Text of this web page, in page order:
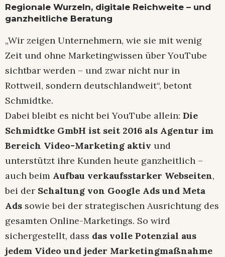
Regionale Wurzeln, digitale Reichweite – und
ganzheitliche Beratung
„Wir zeigen Unternehmern, wie sie mit wenig
Zeit und ohne Marketingwissen über YouTube
sichtbar werden – und zwar nicht nur in
Rottweil, sondern deutschlandweit“, betont
Schmidtke.
Dabei bleibt es nicht bei YouTube allein: Die
Schmidtke GmbH ist seit 2016 als Agentur im
Bereich Video-Marketing aktiv und
unterstützt ihre Kunden heute ganzheitlich –
auch beim Aufbau verkaufsstarker Webseiten,
bei der Schaltung von Google Ads und Meta
Ads sowie bei der strategischen Ausrichtung des
gesamten Online-Marketings. So wird
sichergestellt, dass das volle Potenzial aus
jedem Video und jeder Marketingmaßnahme